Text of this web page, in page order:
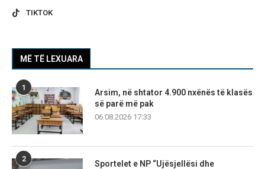
TIKTOK
MË TË LEXUARA
1
Arsim, në shtator 4.900 nxënës të klasës
së parë më pak
06.08.2026 17:33
2
Sportelet e NP “Ujësjellësi dhe